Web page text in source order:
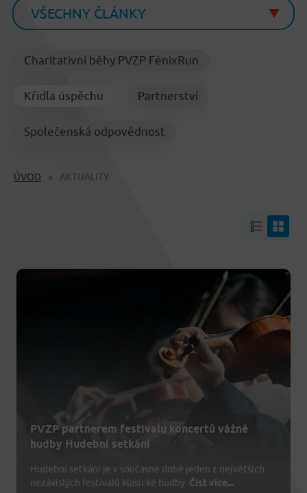
Charitativní běhy PVZP FénixRun
Křídla úspěchu Partnerství
Společenská odpovědnost
ÚVOD AKTUALITY
PVZP partnerem festivalu koncertů vážné
hudby Hudební setkání
Hudební setkání je v současné době jeden z největších
nezávislých festivalů klasické hudby. Číst více...